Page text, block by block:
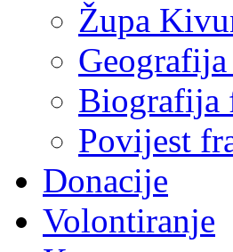
Župa
Biografija
Povijest
Donacije
Volontiranje